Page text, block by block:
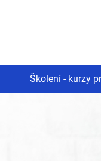
Školení - kurzy